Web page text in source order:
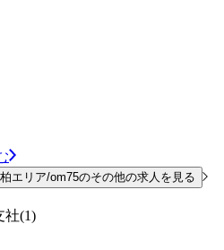
エリア/om75のその他の求人を見る
社(1)